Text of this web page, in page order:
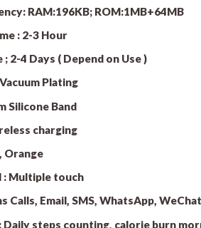
RAM:196KB; ROM:1MB+64MB
: 2-3 Hour
2-4 Days ( Depend on Use )
Plating
Silicone Band
charging
Orange
: Multiple touch
Calls, Email, SMS, WhatsApp,
Daily steps counting, calorie burn